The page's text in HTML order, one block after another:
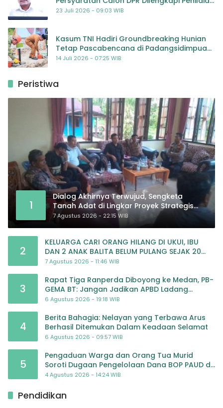
Kompetensi
23 Juli 2026 - 09:03 WIB
Kasum TNI Hadiri Groundbreaking Hunian
Tetap Pascabencana di Padangsidimpuan,
Harapan Baru bagi Penyintas
14 Juli 2026 - 07:25 WIB
Peristiwa
1
Dialog Akhirnya Terwujud, Sengketa
Tanah Adat di Lingkar Proyek Strategis
Nasional Memasuki Babak Baru
7 Agustus 2026 - 22:15 WIB
2
KELUARGA CARI ORANG HILANG DI UKUI, IBU
DAN 2 ANAK BALITA BELUM PULANG SEJAK 20
JULI 2026
7 Agustus 2026 - 11:46 WIB
3
Rapat Tiga Ranperda Diboyong ke Medan, PB-
GEMA BT: Jangan Jadikan APBD Ladang
Pembiayaan yang Tak Perlu
6 Agustus 2026 - 19:18 WIB
4
Berita Bahagia: Nelayan yang Terbawa Arus
Berhasil Ditemukan Dalam Keadaan Selamat
6 Agustus 2026 - 09:57 WIB
5
Pengaduan Warga dan Orang Tua Murid
Soroti Dugaan Pengelolaan Dana BOP PAUD di
TK Al-Ikhlas Tapanuli Selatan
4 Agustus 2026 - 14:24 WIB
Pendidikan